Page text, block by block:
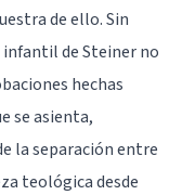
de ello. Sin
de Steiner no
hechas
se asienta,
la separación entre
teológica desde